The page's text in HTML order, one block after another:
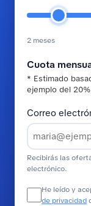
2 meses
Cuota
* Estimado
ejemplo del
Correo
Recibirás las
electrónico.
He leído y
de privacidad